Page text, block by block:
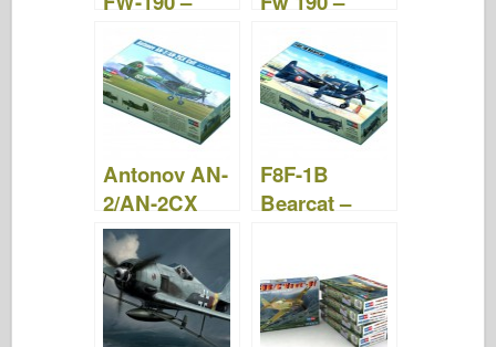
Arsenal 095
Antonov AN-
2/AN-2CX
Colt –
HOBBY
BOSS 81705
F8F-1B
Bearcat –